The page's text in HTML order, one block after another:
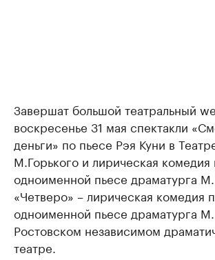
Завершат большой театральный
воскресенье 31 мая спектакли
деньги» по пьесе Рэя Куни в
М.Горького и лирическая комедия
одноименной пьесе драматурга
«Четверо» – лирическая комедия
одноименной пьесе драматурга
Ростовском независимом
театре.